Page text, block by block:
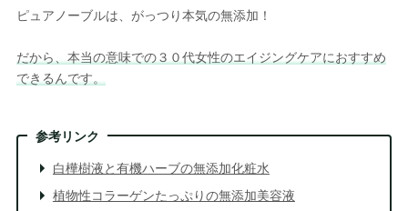
ピュアノーブルは、がっつり本気の無添加！
だから、本当の意味での３０代女性のエイジングケアにおすすめ
できるんです。
参考リンク
白樺樹液と有機ハーブの無添加化粧水
植物性コラーゲンたっぷりの無添加美容液